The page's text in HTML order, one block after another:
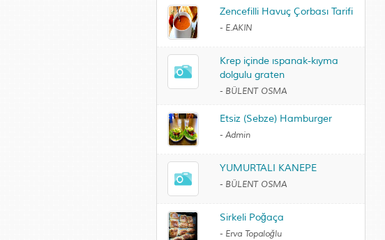
Zencefilli Havuç Çorbası Tarifi
- E.AKIN
Krep içinde ıspanak-kıyma
dolgulu graten
- BÜLENT OSMA
Etsiz (Sebze) Hamburger
- Admin
YUMURTALI KANEPE
- BÜLENT OSMA
Sirkeli Poğaça
- Erva Topaloğlu